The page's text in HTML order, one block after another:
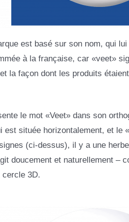
est basé sur son nom, qui
à la française, car «veet»
la façon dont les produits
le mot «Veet» dans son
est située horizontalement, et le
(ci-dessus), il y a une
doucement et naturellement –
cercle 3D.